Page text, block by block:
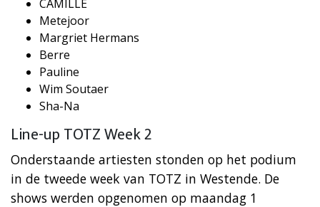
​CAMILLE
​Metejoor
​Margriet Hermans
​Berre
​Pauline
​Wim Soutaer
​Sha-Na
Line-up TOTZ Week 2
Onderstaande artiesten stonden op het podium
in de tweede week van TOTZ in Westende. De
shows werden opgenomen op maandag 1